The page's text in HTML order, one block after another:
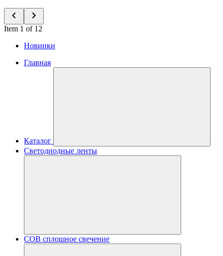
Item 1 of 12
Новинки
Главная
Каталог
Светодиодные ленты
COB сплошное свечение